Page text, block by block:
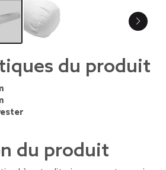
du produit
du produit